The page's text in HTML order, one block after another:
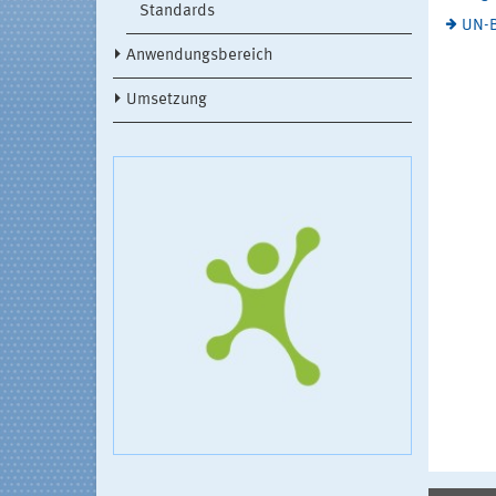
Standards
Anwendungsbereich
Umsetzung
UN-